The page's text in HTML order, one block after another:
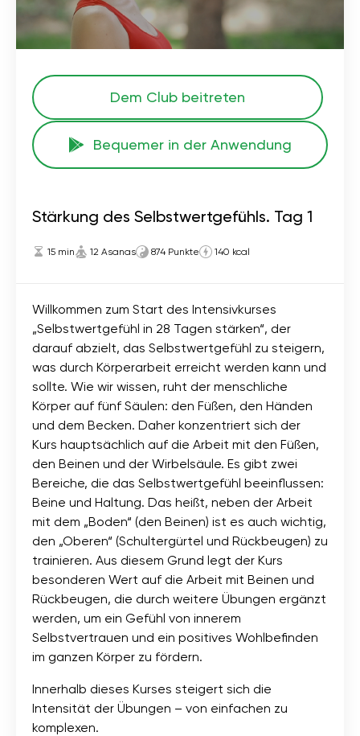
Dem Club beitreten
Bequemer in der Anwendung
Stärkung des Selbstwertgefühls. Tag 1
15 min 12 Asanas 874 Punkte 140 kcal
Willkommen zum Start des Intensivkurses
„Selbstwertgefühl in 28 Tagen stärken“, der
darauf abzielt, das Selbstwertgefühl zu steigern,
was durch Körperarbeit erreicht werden kann und
sollte. Wie wir wissen, ruht der menschliche
Körper auf fünf Säulen: den Füßen, den Händen
und dem Becken. Daher konzentriert sich der
Kurs hauptsächlich auf die Arbeit mit den Füßen,
den Beinen und der Wirbelsäule. Es gibt zwei
Bereiche, die das Selbstwertgefühl beeinflussen:
Beine und Haltung. Das heißt, neben der Arbeit
mit dem „Boden“ (den Beinen) ist es auch wichtig,
den „Oberen“ (Schultergürtel und Rückbeugen) zu
trainieren. Aus diesem Grund legt der Kurs
besonderen Wert auf die Arbeit mit Beinen und
Rückbeugen, die durch weitere Übungen ergänzt
werden, um ein Gefühl von innerem
Selbstvertrauen und ein positives Wohlbefinden
im ganzen Körper zu fördern.
Innerhalb dieses Kurses steigert sich die
Intensität der Übungen – von einfachen zu
komplexen.